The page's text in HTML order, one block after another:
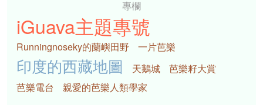
專欄
iGuava主題專號
Runningnoseky的蘭嶼田野 一片芭樂
印度的西藏地圖 天鵝城
芭樂籽大賞
芭樂電台
親愛的芭樂人類學家